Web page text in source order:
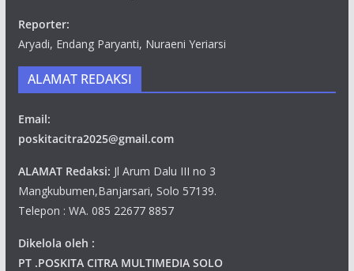
Reporter:
Aryadi, Endang Paryanti, Nuraeni Yeriarsi
ALAMAT REDAKSI
Email:
poskitacitra2025@gmail.com
ALAMAT Redaksi: Jl Arum Dalu III no 3
Mangkubumen,Banjarsari, Solo 57139.
Telepon : WA. 085 22677 8857
Dikelola oleh :
PT .POSKITA CITRA MULTIMEDIA SOLO